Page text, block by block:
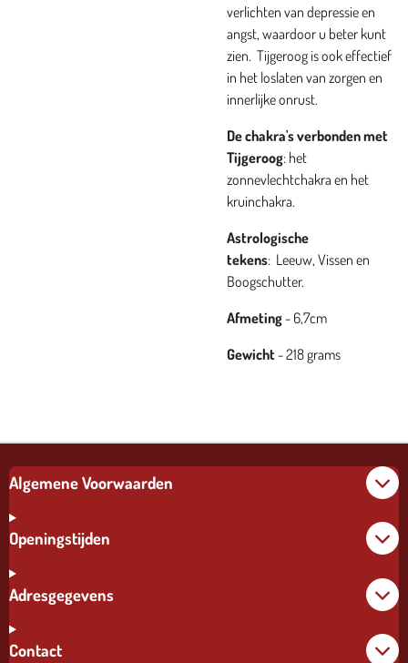
verlichten van depressie en
angst, waardoor u beter kunt
zien. Tijgeroog is ook effectief
in het loslaten van zorgen en
innerlijke onrust.
De chakra's verbonden met
Tijgeroog: het
zonnevlechtchakra en het
kruinchakra.
Astrologische
tekens: Leeuw, Vissen en
Boogschutter.
Afmeting- 6,7cm
Gewicht- 218 grams
Algemene Voorwaarden
Openingstijden
Adresgegevens
Contact